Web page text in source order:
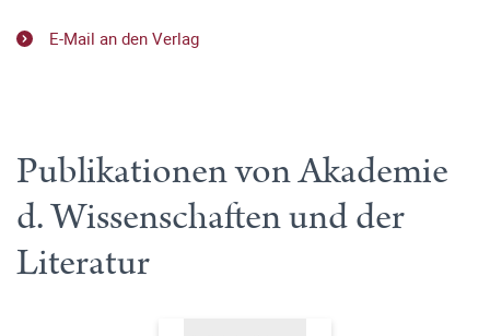
E-Mail an den Verlag
Publikationen von Akademie
d. Wissenschaften und der
Literatur